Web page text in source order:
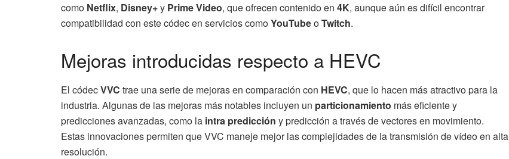
como Netflix, Disney+y Prime Video, que ofrecen contenido en 4K, aunque aún es difícil encontrar
compatibilidad con este códec en servicios comoYouTubeoTwitch.
Mejoras introducidas respecto a HEVC
El códecVVC trae una serie de mejoras en comparación con HEVC, que lo hacen más atractivo para la
industria. Algunas de las mejoras más notables incluyen un particionamiento más eficiente y
predicciones avanzadas, como la intra predicción y predicción a través de vectores en movimiento.
Estas innovaciones permiten que VVC maneje mejor las complejidades de la transmisión de vídeo en alta
resolución.